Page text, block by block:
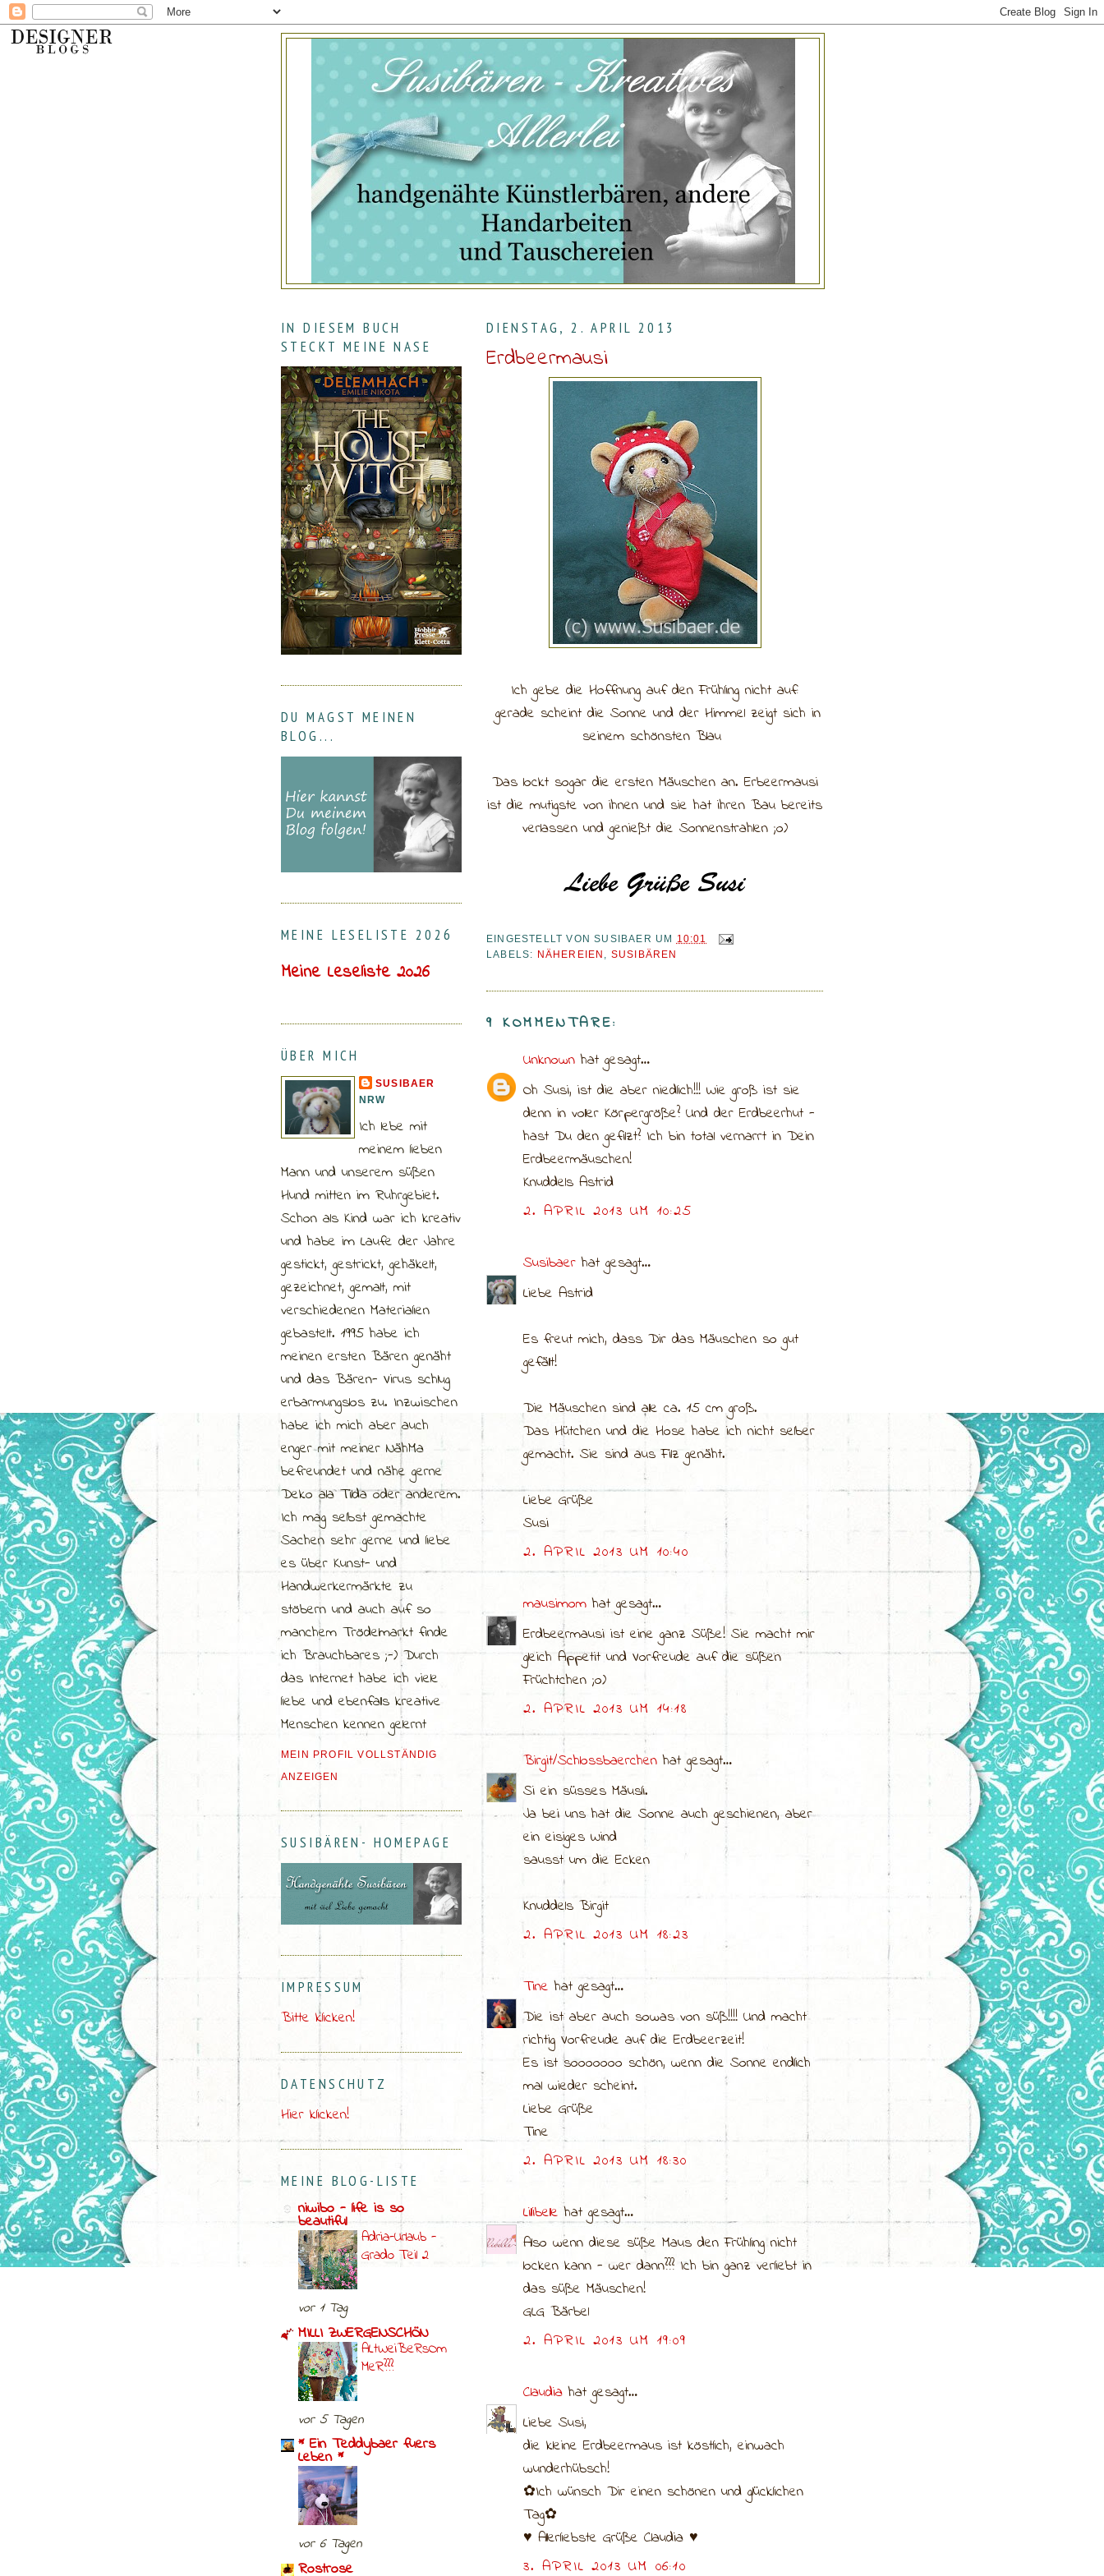
DIENSTAG, 2. APRIL 2013
Erdbeermausi
Ich gebe die Hoffnung auf den Frühling nicht auf:
gerade scheint die Sonne und der Himmel zeigt sich in
seinem schönsten Blau
Das lockt sogar die ersten Mäuschen an. Erbeermausi
ist die mutigste von ihnen und sie hat ihren Bau bereits
verlassen und genießt die Sonnenstrahlen ;o)
EINGESTELLT VONSUSIBAER UM 10:01
LABELS: NÄHEREIEN , SUSIBÄREN
9 KOMMENTARE:
Unknown hat gesagt…
Oh Susi, ist die aber niedlich!!! Wie groß ist sie
denn in voller Körpergröße? Und der Erdbeerhut -
hast Du den gefilzt? Ich bin total vernarrt in Dein
Erdbeermäuschen!
Knuddels Astrid
2. APRIL 2013 UM 10:25
Susibaer hat gesagt…
Liebe Astrid
Es freut mich, dass Dir das Mäuschen so gut
gefällt!
Die Mäuschen sind alle ca. 15 cm groß.
Das Hütchen und die Hose habe ich nicht selber
gemacht. Sie sind aus Filz genäht.
Liebe Grüße
Susi
2. APRIL 2013 UM 10:40
mausimom hat gesagt…
Erdbeermausi ist eine ganz Süße! Sie macht mir
gleich Appetit und Vorfreude auf die süßen
Früchtchen ;o)
2. APRIL 2013 UM 14:18
Birgit/Schlossbaerchen hat gesagt…
Si ein süsses Mäusli.
Ja bei uns hat die Sonne auch geschienen, aber
ein eisiges Wind
sausst um die Ecken
Knuddels Birgit
2. APRIL 2013 UM 18:23
Tine hat gesagt…
Die ist aber auch sowas von süß!!!! Und macht
richtig Vorfreude auf die Erdbeerzeit!
Es ist sooooooo schön, wenn die Sonne endlich
mal wieder scheint.
Liebe Grüße
Tine
2. APRIL 2013 UM 18:30
Lillibelle hat gesagt…
Also wenn diese süße Maus den Frühling nicht
locken kann - wer dann??? Ich bin ganz verliebt in
das süße Mäuschen!
GLG Bärbel
2. APRIL 2013 UM 19:09
Claudia hat gesagt…
Liebe Susi,
die kleine Erdbeermaus ist köstlich, einwach
wunderhübsch!
✿Ich wünsch Dir einen schönen und glücklichen
Tag✿
♥ Allerliebste Grüße Claudia ♥
3. APRIL 2013 UM 06:10
IN DIESEM BUCH
STECKT MEINE NASE
DU MAGST MEINEN
BLOG...
MEINE LESELISTE 2026
Meine Leseliste 2026
ÜBER MICH
SUSIBAER
NRW
Ich lebe mit
meinem lieben
Mann und unserem süßen
Hund mitten im Ruhrgebiet.
Schon als Kind war ich kreativ
und habe im Laufe der Jahre
gestickt, gestrickt, gehäkelt,
gezeichnet, gemalt, mit
verschiedenen Materialien
gebastelt. 1995 habe ich
meinen ersten Bären genäht
und das Bären- Virus schlug
erbarmungslos zu. Inzwischen
habe ich mich aber auch
enger mit meiner NähMa
befreundet und nähe gerne
Deko ala Tilda oder anderem.
Ich mag selbst gemachte
Sachen sehr gerne und liebe
es über Kunst- und
Handwerkermärkte zu
stöbern und auch auf so
manchem Trödelmarkt finde
ich Brauchbares ;-) Durch
das Internet habe ich viele
liebe und ebenfalls kreative
Menschen kennen gelernt
MEIN PROFIL VOLLSTÄNDIG
ANZEIGEN
SUSIBÄREN- HOMEPAGE
IMPRESSUM
Bitte klicken!
DATENSCHUTZ
Hier klicken!
MEINE BLOG-LISTE
niwibo - life is so
beautiful
Adria-Urlaub -
Grado Teil 2
vor 1 Tag
MILLI ZWERGENSCHÖN
ALtWeiBeRsOm
MeR???
vor 5 Tagen
* Ein Teddybaer fuers
Leben *
vor 6 Tagen
Rostrose